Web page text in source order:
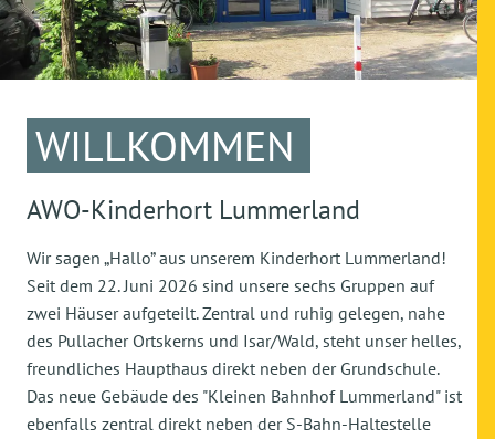
WILLKOMMEN
AWO-Kinderhort Lummerland
Wir sagen „Hallo” aus unserem Kinderhort Lummerland!
Seit dem 22. Juni 2026 sind unsere sechs Gruppen auf
zwei Häuser aufgeteilt. Zentral und ruhig gelegen, nahe
des Pullacher Ortskerns und Isar/Wald, steht unser helles,
freundliches Haupthaus direkt neben der Grundschule.
Das neue Gebäude des "Kleinen Bahnhof Lummerland" ist
ebenfalls zentral direkt neben der S-Bahn-Haltestelle